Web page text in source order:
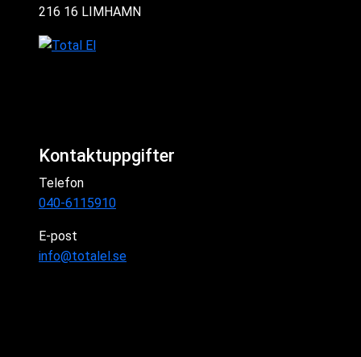
216 16 LIMHAMN
Kontaktuppgifter
Telefon
040-6115910
E-post
info@totalel.se